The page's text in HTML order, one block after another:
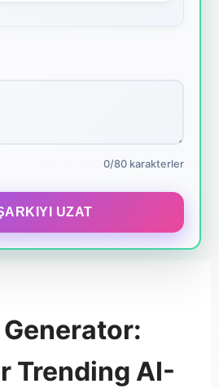
0/80 karakterler
UZAT
Trending AI-